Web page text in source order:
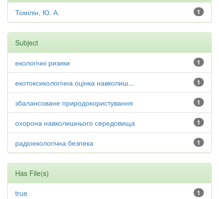
1
Томілін, Ю. А.
Subject
1
екологічні ризики
1
екотоксикологічна оцінка навколиш...
1
збалансоване природокористування
1
охорона навколишнього середовища
1
радіоекологічна безпека
Has File(s)
1
true